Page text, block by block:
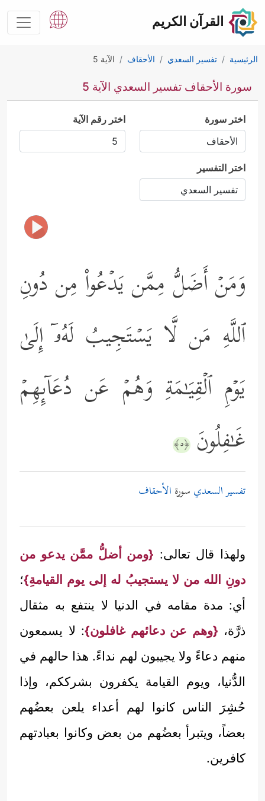
القرآن الكريم
الرئيسية تفسير السعدي الأحقاف الآية 5
سورة الأحقاف تفسير السعدي الآية 5
اختر سورة اختر رقم الآية
اختر التفسير
وَمَنۡ أَضَلُّ مِمَّن یَدۡعُواْ مِن دُونِ
ٱللَّهِ مَن لَّا یَسۡتَجِیبُ لَهُۥۤ إِلَىٰ
یَوۡمِ ٱلۡقِیَـٰمَةِ وَهُمۡ عَن دُعَاۤىِٕهِمۡ
غَـٰفِلُونَ ﴿٥﴾
تفسير السعدي سورة الأحقاف
ولهذا قال تعالى: {ومن أضلُّ ممَّن يدعو من
دونِ الله من لا يستجيبُ له إلى يوم القيامةِ}؛
أي: مدة مقامه في الدنيا لا ينتفع به مثقال
ذرَّة، {وهم عن دعائهم غافلون}: لا يسمعون
منهم دعاءً ولا يجيبون لهم نداءً. هذا حالهم في
الدُّنيا، ويوم القيامة يكفرون بشرككم، وإذا
حُشِرَ الناس كانوا لهم أعداء يلعن بعضُهم
بعضاً، ويتبرأ بعضُهم من بعض وكانوا بعبادتهم
كافرين.